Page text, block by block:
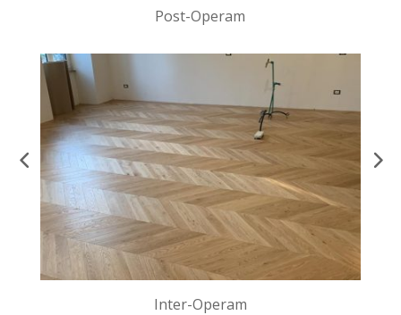
Post-Operam
Inter-Operam